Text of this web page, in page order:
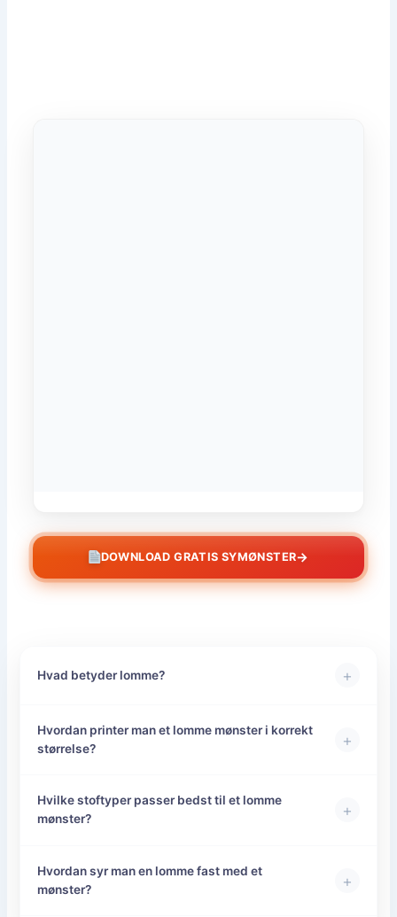
DOWNLOAD GRATIS SYMØNSTER→
Hvad betyder lomme? +
Hvordan printer man et lomme mønster i korrekt
størrelse?
+
Hvilke stoftyper passer bedst til et lomme
mønster?
+
Hvordan syr man en lomme fast med et
mønster?
+